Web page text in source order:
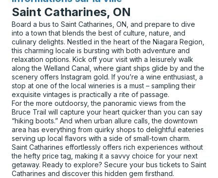
Saint Catharines, ON
Board a bus to Saint Catharines, ON, and prepare to dive
into a town that blends the best of culture, nature, and
culinary delights. Nestled in the heart of the Niagara Region,
this charming locale is bursting with both adventure and
relaxation options. Kick off your visit with a leisurely walk
along the Welland Canal, where giant ships glide by and the
scenery offers Instagram gold. If you’re a wine enthusiast, a
stop at one of the local wineries is a must – sampling their
exquisite vintages is practically a rite of passage.
For the more outdoorsy, the panoramic views from the
Bruce Trail will capture your heart quicker than you can say
“hiking boots.” And when urban allure calls, the downtown
area has everything from quirky shops to delightful eateries
serving up local flavors with a side of small-town charm.
Saint Catharines effortlessly offers rich experiences without
the hefty price tag, making it a savvy choice for your next
getaway. Ready to explore? Secure your bus tickets to Saint
Catharines and discover this hidden gem firsthand.